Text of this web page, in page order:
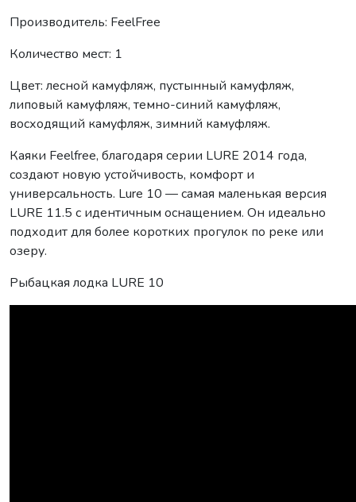
Производитель: FeelFree
Количество мест: 1
Цвет: лесной камуфляж, пустынный камуфляж,
липовый камуфляж, темно-синий камуфляж,
восходящий камуфляж, зимний камуфляж.
Каяки Feelfree, благодаря серии LURE 2014 года,
создают новую устойчивость, комфорт и
универсальность. Lure 10 — самая маленькая версия
LURE 11.5 с идентичным оснащением. Он идеально
подходит для более коротких прогулок по реке или
озеру.
Рыбацкая лодка LURE 10